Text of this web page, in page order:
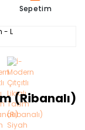
Sepetim
(Ribanalı)